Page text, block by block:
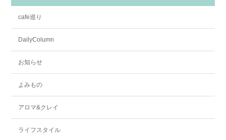
cafe巡り
DailyColumn
お知らせ
よみもの
アロマ&クレイ
ライフスタイル